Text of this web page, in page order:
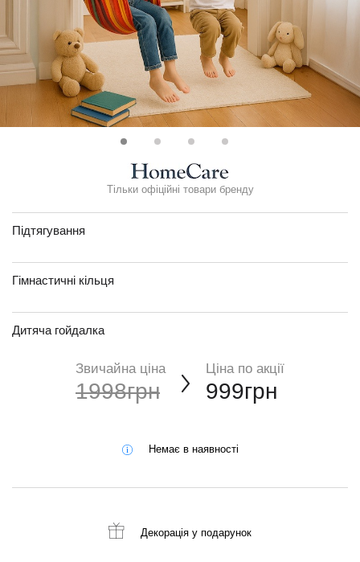
Тільки офіційні товари бренду
Підтягування
Гімнастичні кільця
Дитяча гойдалка
Звичайна ціна
1998грн
Ціна по акції
999грн
Немає в наявності
Декорація у подарунок